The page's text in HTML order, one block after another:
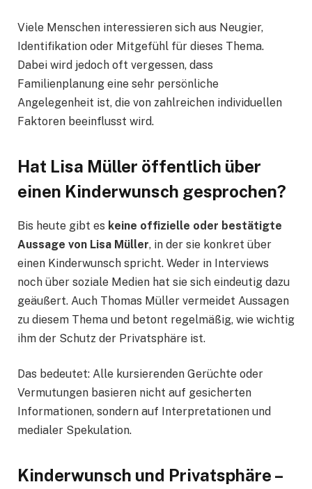
Viele Menschen interessieren sich aus Neugier,
Identifikation oder Mitgefühl für dieses Thema.
Dabei wird jedoch oft vergessen, dass
Familienplanung eine sehr persönliche
Angelegenheit ist, die von zahlreichen individuellen
Faktoren beeinflusst wird.
Hat Lisa Müller öffentlich über
einen Kinderwunsch gesprochen?
Bis heute gibt es keine offizielle oder bestätigte
Aussage von Lisa Müller, in der sie konkret über
einen Kinderwunsch spricht. Weder in Interviews
noch über soziale Medien hat sie sich eindeutig dazu
geäußert. Auch Thomas Müller vermeidet Aussagen
zu diesem Thema und betont regelmäßig, wie wichtig
ihm der Schutz der Privatsphäre ist.
Das bedeutet: Alle kursierenden Gerüchte oder
Vermutungen basieren nicht auf gesicherten
Informationen, sondern auf Interpretationen und
medialer Spekulation.
Kinderwunsch und Privatsphäre –